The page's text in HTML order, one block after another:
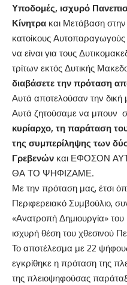
Υποδομές, ισχυρό
Κίνητρα και Μετάβαση
κατοίκους Αυτοπαραγωγούς
να είναι για τους
τρίτων εκτός Δυτικής
διαβάσετε την πρόταση
Αυτά αποτελούσαν την
Αυτά ζητούσαμε να μπουν
κυρίαρχο, τη παράταση
της συμπερίληψης των
Γρεβενών και ΕΦΟΣΟΝ
ΘΑ ΤΟ ΨΗΦΙΖΑΜΕ.
Με την πρόταση μας, έτσι
Περιφερειακό Συμβούλιο,
«Ανατροπή Δημιουργία»
ισχυρή θέση του χθεσινού
Το αποτέλεσμα με 22
εγκρίθηκε η πρόταση της
της πλειοψηφούσας